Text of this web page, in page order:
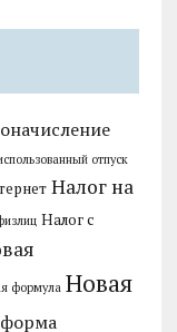
отпуск
Налог на
Налог с
формула Новая